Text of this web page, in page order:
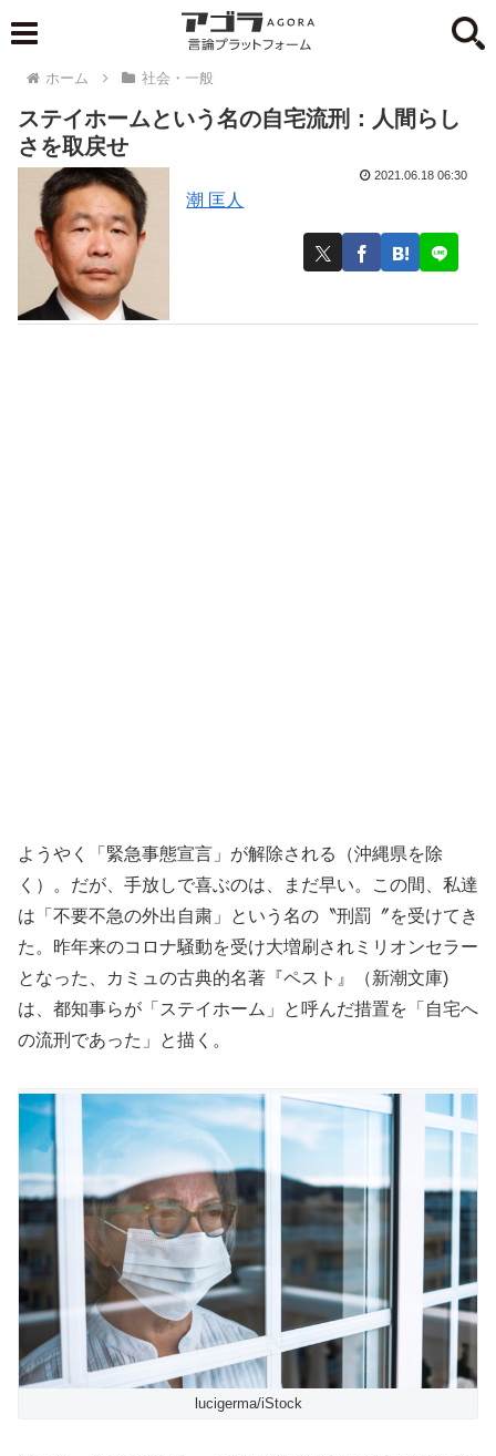
ホーム 社会・一般
ステイホームという名の自宅流刑：人間らし
さを取戻せ
潮 匡人
2021.06.18 06:30
ようやく「緊急事態宣言」が解除される（沖縄県を除
く）。だが、手放しで喜ぶのは、まだ早い。この間、私達
は「不要不急の外出自粛」という名の〝刑罰〞を受けてき
た。昨年来のコロナ騒動を受け大増刷されミリオンセラー
となった、カミュの古典的名著『ペスト』（新潮文庫)
は、都知事らが「ステイホーム」と呼んだ措置を「自宅へ
の流刑であった」と描く。
lucigerma/iStock